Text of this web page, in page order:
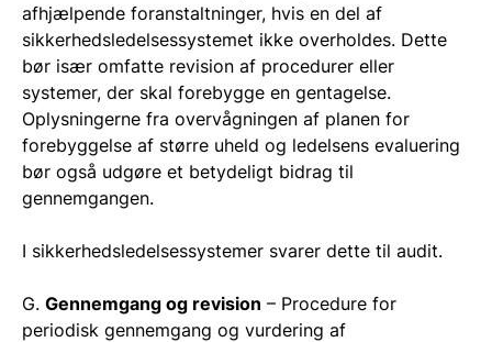
afhjælpende foranstaltninger, hvis en del af
sikkerhedsledelsessystemet ikke overholdes. Dette
bør især omfatte revision af procedurer eller
systemer, der skal forebygge en gentagelse.
Oplysningerne fra overvågningen af planen for
forebyggelse af større uheld og ledelsens evaluering
bør også udgøre et betydeligt bidrag til
gennemgangen.
I sikkerhedsledelsessystemer svarer dette til audit.
G. Gennemgang og revision – Procedure for
periodisk gennemgang og vurdering af